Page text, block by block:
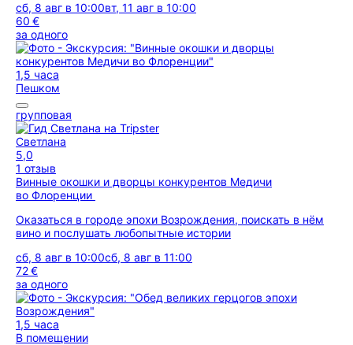
сб, 8 авг в 10:00вт, 11 авг в 10:00
60 €
за одного
1,5 часа
Пешком
групповая
Светлана
5,0
1 отзыв
Винные окошки и дворцы конкурентов Медичи
во Флоренции
Оказаться в городе эпохи Возрождения, поискать в нём
вино и послушать любопытные истории
сб, 8 авг в 10:00сб, 8 авг в 11:00
72 €
за одного
1,5 часа
В помещении